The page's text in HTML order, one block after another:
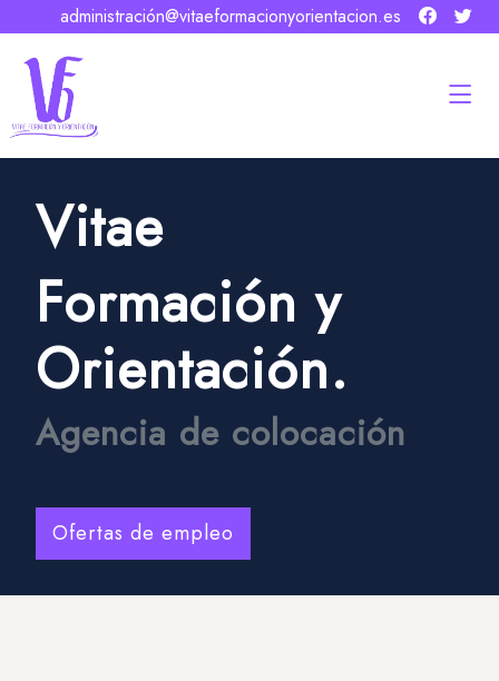
administración@vitaeformacionyorientacion.es
Vitae
Formación y
Orientación.
Agencia de colocación
ofertas de empleo